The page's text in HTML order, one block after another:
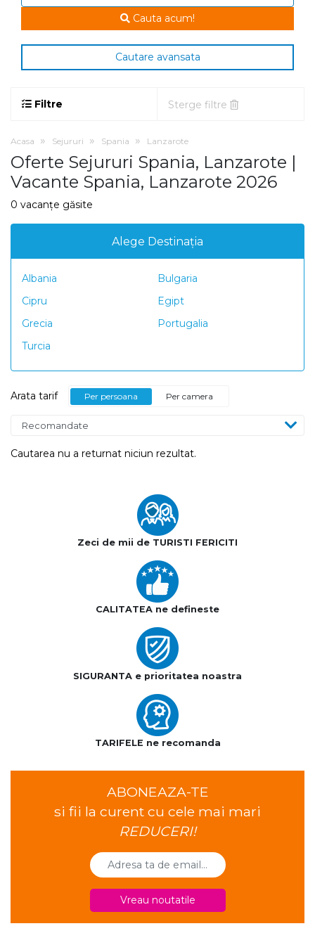
Cauta acum!
Cautare avansata
Filtre Sterge filtre
Acasa Sejururi Spania Lanzarote
Oferte Sejururi Spania, Lanzarote |
Vacante Spania, Lanzarote 2026
0 vacanțe găsite
Alege Destinația
Albania
Bulgaria
Cipru
Egipt
Grecia
Portugalia
Turcia
Arata tarif Per persoana Per camera
Cautarea nu a returnat niciun rezultat.
Zeci de mii de TURISTI FERICITI
CALITATEA ne defineste
SIGURANTA e prioritatea noastra
TARIFELE ne recomanda
ABONEAZA-TE
si fii la curent cu cele mai mari
REDUCERI!
Vreau noutatile